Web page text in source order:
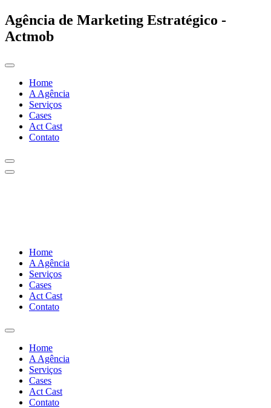
Agência de Marketing Estratégico -
Actmob
Home
A Agência
Serviços
Cases
Act Cast
Contato
Home
A Agência
Serviços
Cases
Act Cast
Contato
Home
A Agência
Serviços
Cases
Act Cast
Contato